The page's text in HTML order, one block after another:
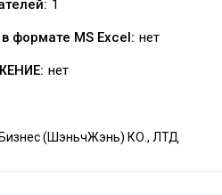
1
формате MS Excel: нет
нет
(ШэньчЖэнь) КО., ЛТД